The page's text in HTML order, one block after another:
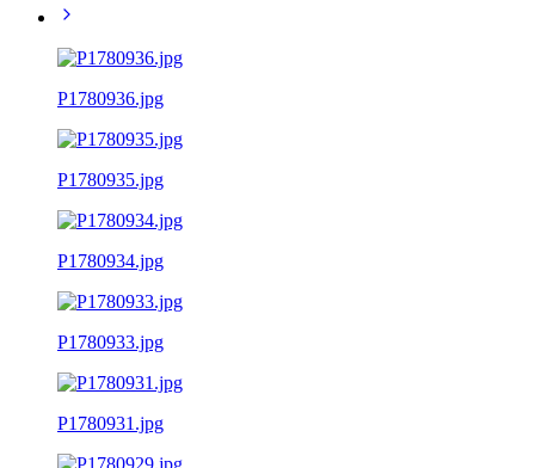
P1780936.jpg
P1780935.jpg
P1780934.jpg
P1780933.jpg
P1780931.jpg